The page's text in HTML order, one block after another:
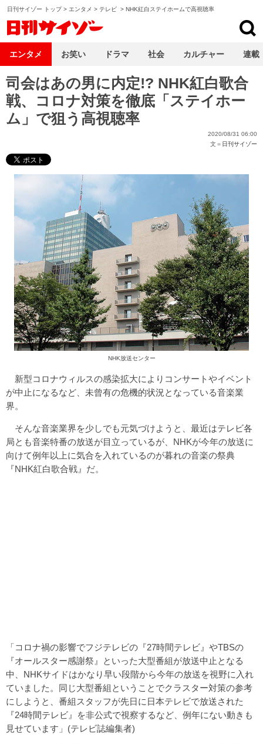
日刊サイゾー トップ> エンタメ > テレビ > NHK紅白ステイホームで高視聴率
司会はあの男に内定!? NHK紅白歌合
戦、コロナ対策を徹底「ステイホー
ム」で狙う高視聴率
2020/08/31 06:00
文＝ 日刊サイゾー
NHK放送センター
新型コロナウィルスの感染拡大によりコンサートやイベント
が中止になるなど、未曾有の危機的状況となっている音楽業
界。
そんな音楽業界を少しでも元気づけようと、最近はテレビ各
局とも音楽特番の放送が目立っているが、NHKが今年の放送に
向けて例年以上に気合を入れているのが暮れの音楽の祭典
『NHK紅白歌合戦』だ。
「コロナ禍の影響でフジテレビの『27時間テレビ』やTBSの
『オールスター感謝祭』といった大型番組が放送中止となる
中、NHKサイドはかなり早い段階から今年の放送を視野に入れ
ていました。同じ大型番組ということでクラスター対策の参考
にしようと、番組スタッフが先日に日本テレビで放送された
『24時間テレビ』を非公式で視察するなど、例年にない動きも
見せています」(テレビ誌編集者)
エンタメ お笑い ドラマ 社会 カルチャー 連載